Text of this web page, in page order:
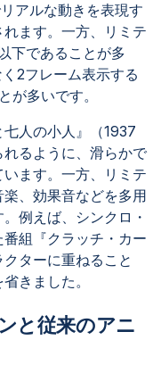
アルな動きを表現す
ます。一方、リミテ
下であることが多
2フレーム表示する
が多いです。
人の小人』（1937
るように、滑らかで
ます。一方、リミテ
、効果音などを多用
例えば、シンクロ・
組『クラッチ・カー
ターに重ねること
きました。
と従来のアニ